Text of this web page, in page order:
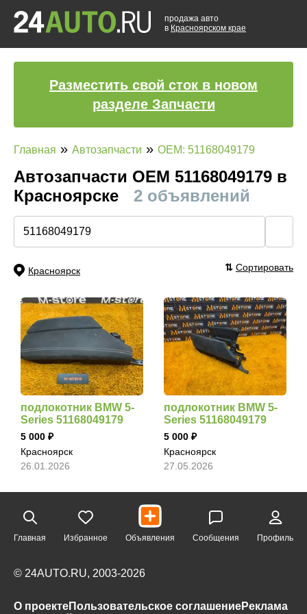
продажа авто
в Красноярском крае
Разместить свой сток в новом
разделе Запчасти
Главная » Автозапчасти » OEM: 51168049179
Автозапчасти ОЕМ 51168049179 в
Красноярске
2 объявлений
Красноярск ⇅ Сортировать
подлокотник BMW 5-
Series 51168049179
5 000
Красноярск
26.01.2026
подлокотник BMW 5-
Series 51168049179
5 000
Красноярск
27.05.2026
Главная Избранное Объявления Сообщения Профиль
© 24AUTO.RU, 2003-2026
О проектеПользовательское соглашениеРеклама